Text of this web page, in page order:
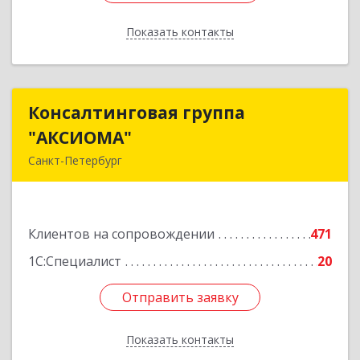
Показать контакты
Назад
Консалтинговая группа
"АКСИОМА"
Санкт-Петербург
Клиентов на сопровождении
471
1С:Специалист
20
Отправить заявку
Показать контакты
Консалтинговая группа
Подробнее
Отправить заявку
Назад